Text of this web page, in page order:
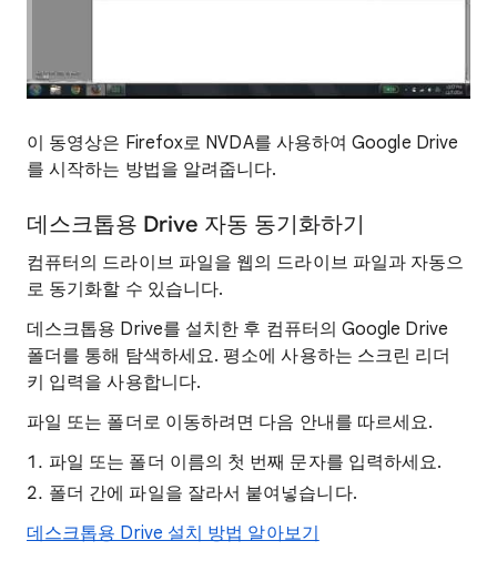
이 동영상은 Firefox로 NVDA를 사용하여 Google Drive
를 시작하는 방법을 알려줍니다.
데스크톱용 Drive 자동 동기화하기
컴퓨터의 드라이브 파일을 웹의 드라이브 파일과 자동으
로 동기화할 수 있습니다.
데스크톱용 Drive를 설치한 후 컴퓨터의 Google Drive
폴더를 통해 탐색하세요. 평소에 사용하는 스크린 리더
키 입력을 사용합니다.
파일 또는 폴더로 이동하려면 다음 안내를 따르세요.
파일 또는 폴더 이름의 첫 번째 문자를 입력하세요.
폴더 간에 파일을 잘라서 붙여넣습니다.
데스크톱용 Drive 설치 방법 알아보기